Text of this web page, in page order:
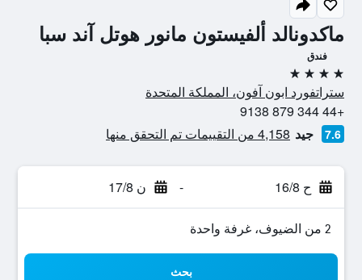
ماكدونالد ألفيستون مانور هوتل آند سبا
فندق
4 نجوم
ستراتفورد ابون آفون، المملكة المتحدة
+44 344 879 9138
7.6 جيد 4,158 من التقييمات تم التحقق منها
ح 16/8 - ن 17/8
2 من الضيوف، غرفة واحدة
بحث